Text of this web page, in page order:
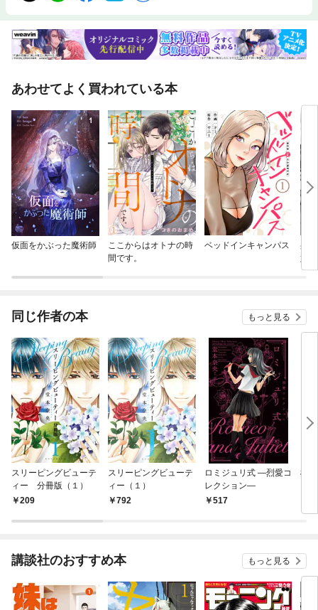
あわせてよく買われている本
仮面をかぶった魔術師
ここからはオトナの時
間です。
ベッドインキャンパス
身
婚
れ
同じ作者の本 もっと見る
スリーピングビューテ
ィー 分冊版（１）
209
スリーピングビューテ
ィー（１）
792
ロミジュリ式 ―烈愛コ
レクション―
517
極
講談社のおすすめ本 もっと見る